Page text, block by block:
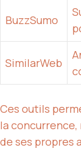
BuzzSumo
SimilarWeb
Ces outils
la concurrence,
de ses propres